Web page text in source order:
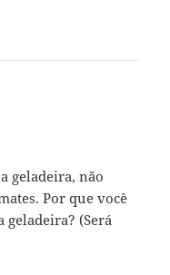
geladeira, não
Por que você
geladeira? (Será